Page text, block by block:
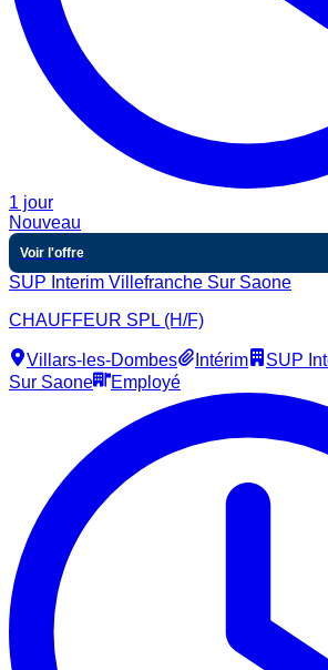
1 jour
Nouveau
Voir l'offre
SUP Interim Villefranche Sur Saone
CHAUFFEUR SPL (H/F)
Villars-les-Dombes Intérim
SUP
Sur Saone
Employé